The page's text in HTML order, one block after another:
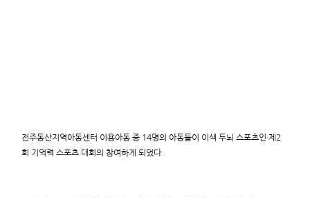
전주동산지역아동센터 이용아동 중 14명의 아동들이 이색 두뇌 스포츠인 제2
회 기억력 스포츠 대회의 참여하게 되었다